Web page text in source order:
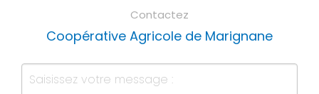
Contactez
Coopérative Agricole de Marignane